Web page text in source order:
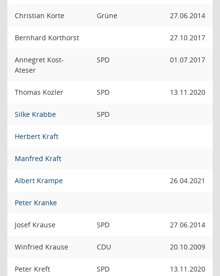
Christian Korte Grüne 27.06.2014
Bernhard Korthorst 27.10.2017
Annegret Kost-
Ateser
SPD 01.07.2017
Thomas Kozler SPD 13.11.2020
Silke Krabbe SPD
Herbert Kraft
Manfred Kraft
Albert Krampe 26.04.2021
Peter Kranke
Josef Krause SPD 27.06.2014
Winfried Krause CDU 20.10.2009
Peter Kreft SPD 13.11.2020